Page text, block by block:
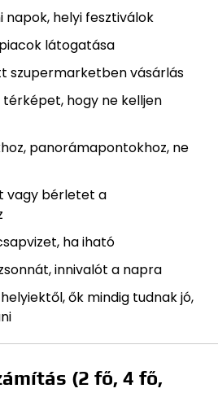
napok, helyi fesztiválok
látogatása
szupermarketben vásárlás
hogy ne kelljen
panorámapontokhoz, ne
vagy bérletet a
ha iható
innivalót a napra
ők mindig tudnak jó,
(2 fő, 4 fő,